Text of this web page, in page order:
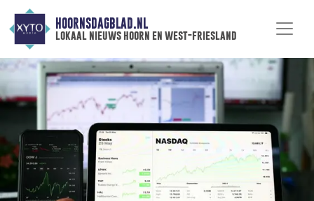
HOORNSDAGBLAD.NL
lokaal nieuws hoorn en west-friesland